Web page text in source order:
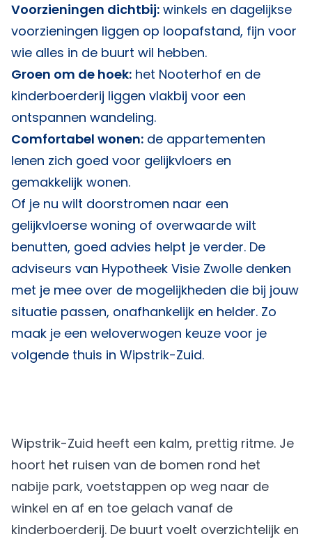
Voorzieningen dichtbij: winkels en dagelijkse
voorzieningen liggen op loopafstand, fijn voor
wie alles in de buurt wil hebben.
Groen om de hoek: het Nooterhof en de
kinderboerderij liggen vlakbij voor een
ontspannen wandeling.
Comfortabel wonen: de appartementen
lenen zich goed voor gelijkvloers en
gemakkelijk wonen.
Of je nu wilt doorstromen naar een
gelijkvloerse woning of overwaarde wilt
benutten, goed advies helpt je verder. De
adviseurs van Hypotheek Visie Zwolle denken
met je mee over de mogelijkheden die bij jouw
situatie passen, onafhankelijk en helder. Zo
maak je een weloverwogen keuze voor je
volgende thuis in Wipstrik-Zuid.
Wipstrik-Zuid heeft een kalm, prettig ritme. Je
hoort het ruisen van de bomen rond het
nabije park, voetstappen op weg naar de
winkel en af en toe gelach vanaf de
kinderboerderij. De buurt voelt overzichtelijk en